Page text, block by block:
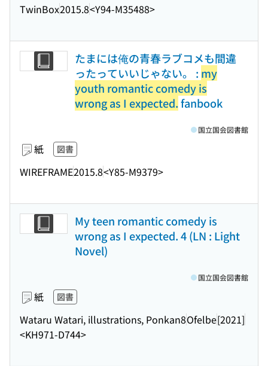
TwinBox2015.8<Y94-M35488>
たまには俺の青春ラブコメも間違
ったっていいじゃない。 : my
youth romantic comedy is
wrong as I expected.fanbook
紙 図書
WIREFRAME2015.8<Y85-M9379>
国立国会図書館
My teen romantic comedy is
wrong as I expected. 4 (LN : Light
Novel)
紙 図書
Wataru Watari, illustrations, Ponkan8Ofelbe[2021]
<KH971-D744>
国立国会図書館